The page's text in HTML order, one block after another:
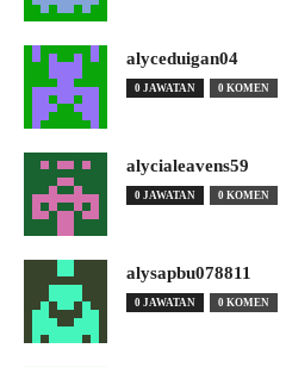
alyceduigan04
0 JAWATAN 0 KOMEN
alycialeavens59
0 JAWATAN 0 KOMEN
alysapbu078811
0 JAWATAN 0 KOMEN